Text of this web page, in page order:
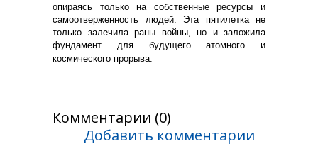
опираясь только на собственные ресурсы и
самоотверженность людей. Эта пятилетка не
только залечила раны войны, но и заложила
фундамент для будущего атомного и
космического прорыва.
Комментарии (0)
Добавить комментарии